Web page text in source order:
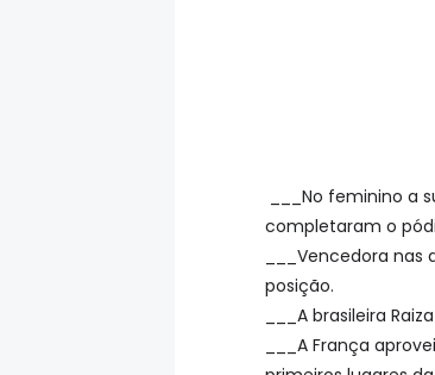
___No feminino a
completaram o
___Vencedora
posição.
___A brasileira
___A França